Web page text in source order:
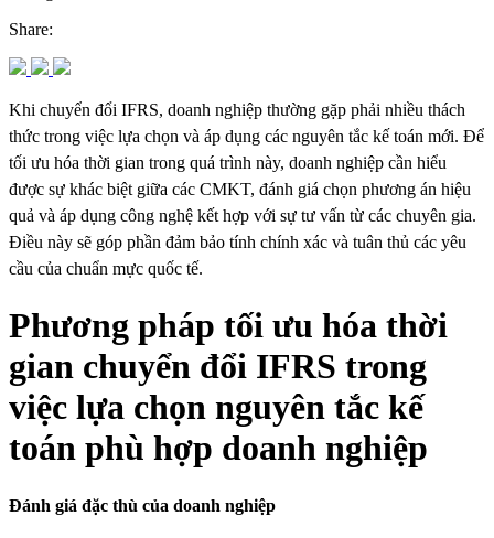
Share:
Khi chuyển đổi IFRS, doanh nghiệp thường gặp phải nhiều thách
thức trong việc lựa chọn và áp dụng các nguyên tắc kế toán mới. Để
tối ưu hóa thời gian trong quá trình này, doanh nghiệp cần hiểu
được sự khác biệt giữa các CMKT, đánh giá chọn phương án hiệu
quả và áp dụng công nghệ kết hợp với sự tư vấn từ các chuyên gia.
Điều này sẽ góp phần đảm bảo tính chính xác và tuân thủ các yêu
cầu của chuẩn mực quốc tế.
Phương pháp tối ưu hóa thời
gian chuyển đổi IFRS trong
việc lựa chọn nguyên tắc kế
toán phù hợp doanh nghiệp
Đánh giá đặc thù của doanh nghiệp